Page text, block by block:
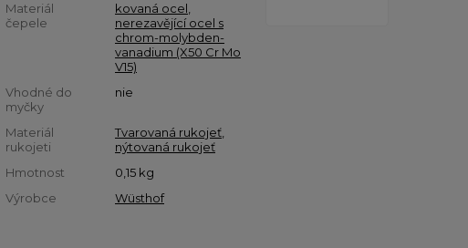
Materiál
čepele
kovaná ocel
nerezavějící ocel s
chrom-molybden-
vanadium (X50 Cr Mo
V15)
Vhodné do
myčky
nie
Materiál
rukojeti
Tvarovaná rukojeť
nýtovaná rukojeť
Hmotnost
0,15 kg
Výrobce
Wüsthof